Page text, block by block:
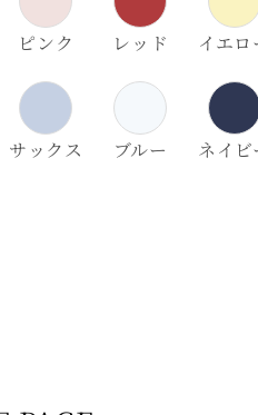
ピンク レッド イエロ
サックス ブルー ネイビ